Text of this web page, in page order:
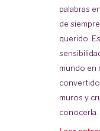
palabras
de
querido.
mundo en
convertido
muros y
conocerla.